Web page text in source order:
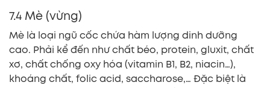
7.4 Mè (vừng)
Mè là loại ngũ cốc chứa hàm lượng dinh dưỡng
cao. Phải kể đến như chất béo, protein, gluxit, chất
xơ, chất chống oxy hóa (vitamin B1, B2, niacin…),
khoáng chất, folic acid, saccharose,… Đặc biệt là